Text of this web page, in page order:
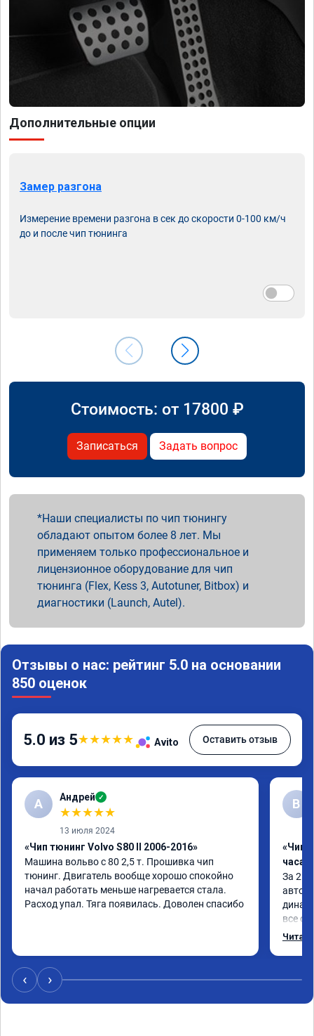
Дополнительные опции
Замер разгона
Измерение времени разгона в сек до скорости 0-100 км/ч
до и после чип тюнинга
Стоимость: от 17800 ₽
Записаться Задать вопрос
Наши специалисты по чип тюнингу
обладают опытом более 8 лет. Мы
применяем только профессиональное и
лицензионное оборудование для чип
тюнинга (Flex, Kess 3, Autotuner, Bitbox) и
диагностики (Launch, Autel).
Отзывы о нас: рейтинг 5.0 на основании
850 оценок
5.0 из 5★★★★★ Avito Оставить отзыв
А Андрей ✓
★★★★★
13 июля 2024
«Чип тюнинг Volvo S80 II 2006-2016»
Машина вольво с 80 2,5 т. Прошивка чип
тюнинг. Двигатель вообще хорошо спокойно
начал работать меньше нагревается стала.
Расход упал. Тяга появилась. Доволен спасибо
В
«Чип
часа»
За 2
все
-
‹ ›